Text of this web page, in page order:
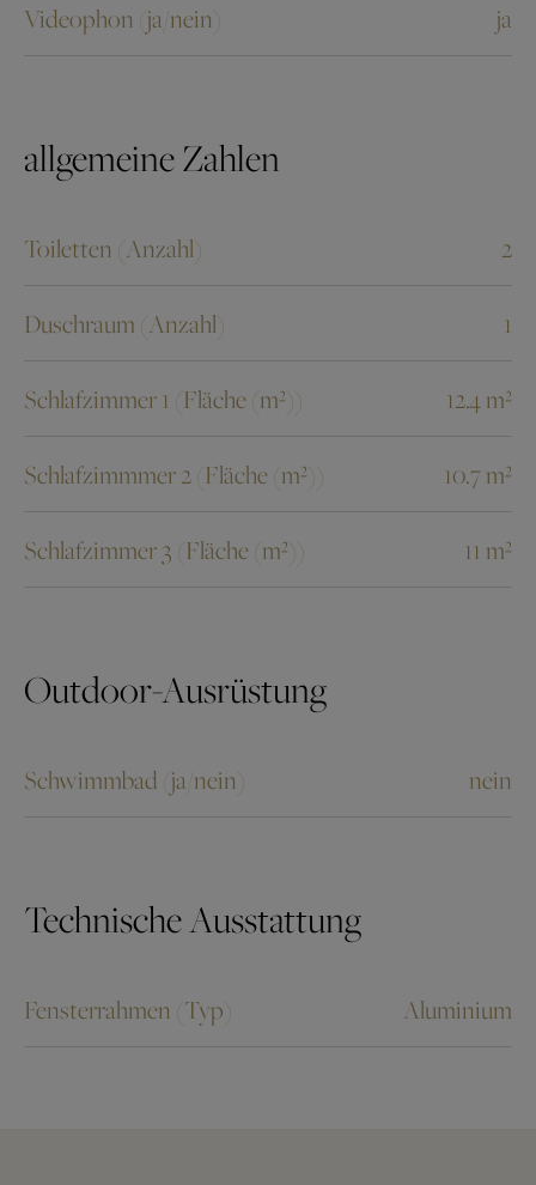
Videophon (ja/nein) ja
allgemeine Zahlen
Toiletten (Anzahl) 2
Duschraum (Anzahl) 1
Schlafzimmer 1 (Fläche (m²)) 12.4 m²
Schlafzimmmer 2 (Fläche (m²)) 10.7 m²
Schlafzimmer 3 (Fläche (m²)) 11 m²
Outdoor-Ausrüstung
Schwimmbad (ja/nein) nein
Technische Ausstattung
Fensterrahmen (Typ) Aluminium